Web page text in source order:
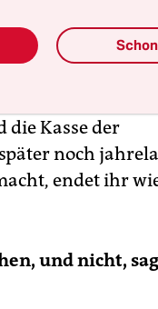
Kasse der
noch
endet ihr
und nicht,